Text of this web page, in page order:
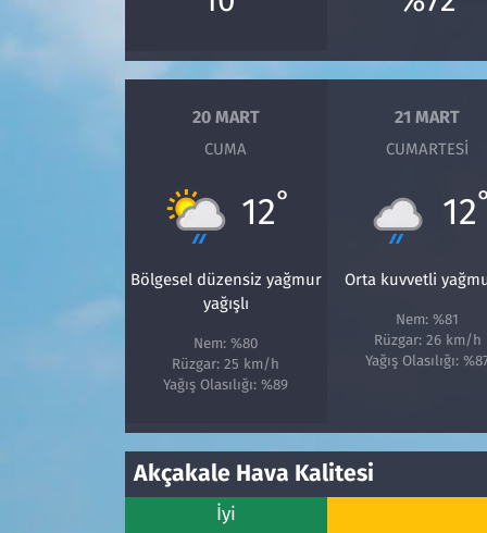
20 MART
CUMA
12°
Bölgesel düzensiz yağmur
yağışlı
Nem: %80
Rüzgar: 25 km/h
Yağış Olasılığı: %89
21 MART
CUMARTESI
12°
Orta kuvvetli
Nem: %81
Rüzgar: 26 km/h
Yağış Olasılığı:
Akçakale Hava Kalitesi
İyi